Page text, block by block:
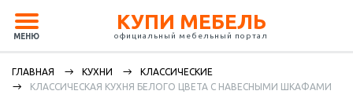
МЕНЮ
КУПИ МЕБЕЛЬ
официальный мебельный портал
ГЛАВНАЯ КУХНИ
КЛАССИЧЕСКИЕ
КЛАССИЧЕСКАЯ КУХНЯ БЕЛОГО ЦВЕТА С НАВЕСНЫМИ ШКАФАМИ